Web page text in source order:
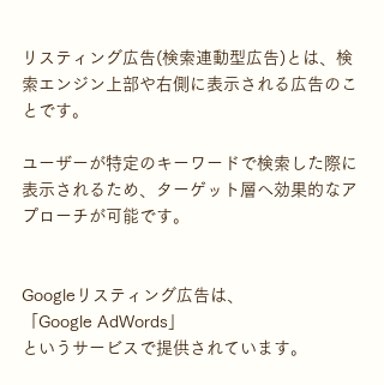
リスティング広告(検索連動型広告)とは、検
索エンジン上部や右側に表示される広告のこ
とです。
ユーザーが特定のキーワードで検索した際に
表示されるため、ターゲット層へ効果的なア
プローチが可能です。
Googleリスティング広告は、
「Google AdWords」
というサービスで提供されています。